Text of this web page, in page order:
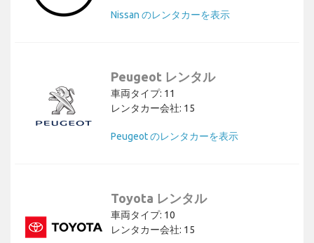
Nissan のレンタカーを表示
Peugeot レンタル
車両タイプ: 11
レンタカー会社: 15
Peugeot のレンタカーを表示
Toyota レンタル
車両タイプ: 10
レンタカー会社: 15